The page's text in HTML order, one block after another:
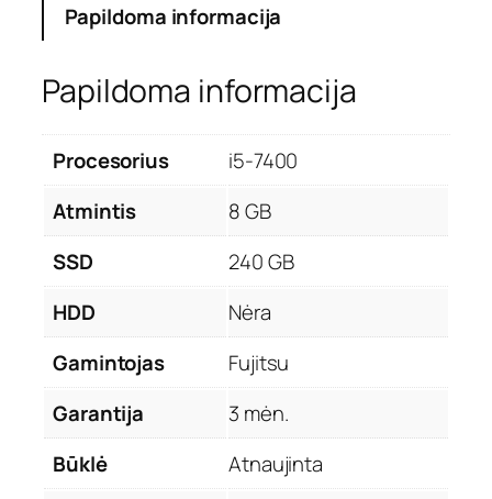
Papildoma informacija
Papildoma informacija
Procesorius
i5-7400
Atmintis
8 GB
SSD
240 GB
HDD
Nėra
Gamintojas
Fujitsu
Garantija
3 mėn.
Būklė
Atnaujinta